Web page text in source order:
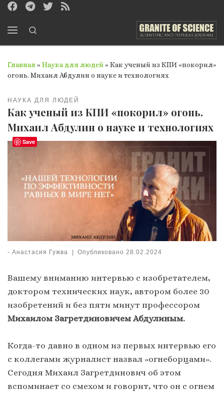
Перейти к содержимому
Главная » Наука для людей » Как ученый из КПИ «покорил»
огонь. Михаил Абдулин о науке и технологиях
НАУКА ДЛЯ ЛЮДЕЙ
Как ученый из КПИ «покорил» огонь.
Михаил Абдулин о науке и технологиях
- Анастасия Гужва | Опубликовано 28.02.2024
Вашему вниманию интервью с изобретателем,
доктором технических наук, автором более 30
изобретений и без пяти минут профессором
Михаилом Загретдиновичем Абдулиным.
Когда-то давно в одном из первых интервью его
с коллегами журналист назвал «огнеборцами».
Сегодня Михаил Загретдинович об этом
вспоминает со смехом и говорит, что он с огнем
Save